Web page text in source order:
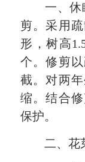
一、休眠
剪。采用
形，树高
个。修剪
截。对两
缩。结合
保护。
二、花芽